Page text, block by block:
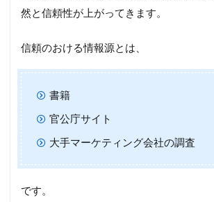
然と信頼性が上がってきます。
信頼のおける情報源とは、
書籍
官公庁サイト
大手マーケティング会社の調査
です。